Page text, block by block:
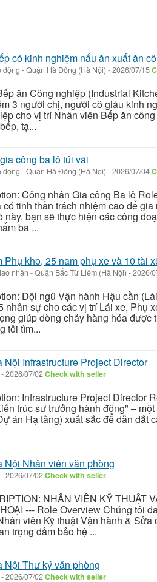
có kinh nghiệm nấu ăn xuất ăn
động -Quận Hà Đông (Hà Nội) -2026/07/15
ăn Công nghiệp (Industrial
3 người chị, người cô giàu kinh
cho vị trí Nhân viên Bếp ăn
tạ...
công ba lô túi vãi
động -Quận Hà Đông (Hà Nội) -2026/07/04
Công nhân Gia công Ba lô
có tinh thần trách nhiệm cao để
này, bạn sẽ thực hiện các công
ba ...
Phụ kho, 25 nam phụ xe và 10 tài
nhận -Quận Bắc Từ Liêm (Hà Nội) -2026/
Đội ngũ Vận hành Hậu cần
nhân sự cho các vị trí Lái xe, Phụ
giúp dòng chảy hàng hóa được
tôi tìm...
Nội Infrastructure Project Director
-2026/07/02Check with seller
Infrastructure Project Director
trúc sư trưởng hành động" –
án Hạ tầng) xuất sắc để dẫn dắt
Nội Nhân viên văn phòng
-2026/07/02Check with seller
NHÂN VIÊN KỸ THUẬT
--- Role Overview Chúng tôi
viên Kỹ thuật Vận hành &
trọng đảm bảo hệ ...
Nội Thư ký văn phòng
-2026/07/02Check with seller